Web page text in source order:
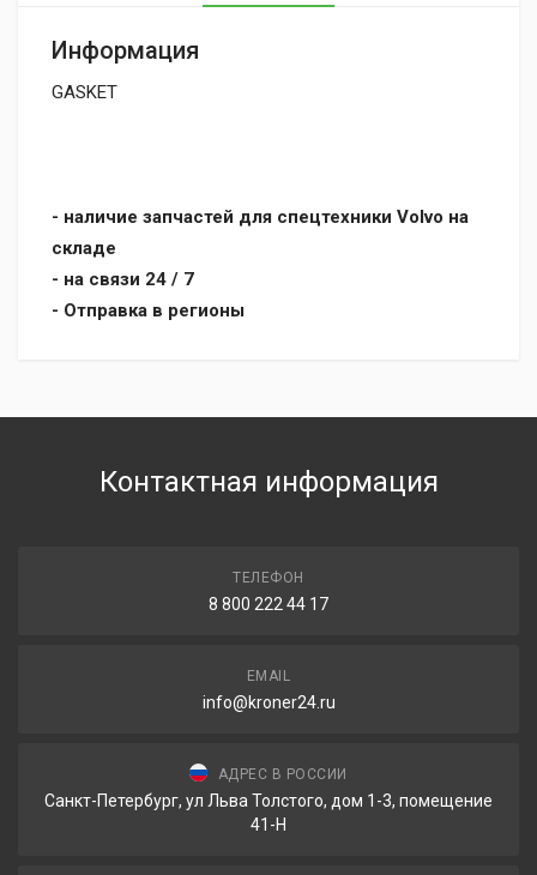
Информация
GASKET
- наличие запчастей для спецтехники Volvo на
складе
- на связи 24 / 7
- Отправка в регионы
Контактная информация
ТЕЛЕФОН
8 800 222 44 17
EMAIL
info@kroner24.ru
АДРЕС В РОССИИ
Санкт-Петербург, ул Льва Толстого, дом 1-3, помещение
41-Н